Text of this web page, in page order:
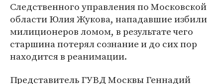
Следственного управления по Московской
области Юлия Жукова, нападавшие избили
милиционеров ломом, в результате чего
старшина потерял сознание и до сих пор
находится в реанимации.
Представитель ГУВД Москвы Геннадий